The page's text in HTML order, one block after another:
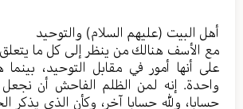
أهل البيت (عليهم السلام) والتوحيد
مع الأسف هنالك من ينظر إلى كل ما
على أنها أمور في مقابل التوحيد،
واحدة. إنه لمن الظلم الفاحش أن
حسابا، ولله حسابا آخر، وكأن الذي يذكر